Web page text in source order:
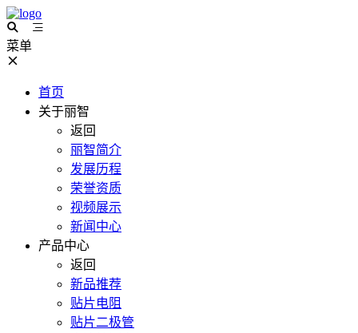
菜单
首页
关于丽智
返回
丽智简介
发展历程
荣誉资质
视频展示
新闻中心
产品中心
返回
新品推荐
贴片电阻
贴片二极管